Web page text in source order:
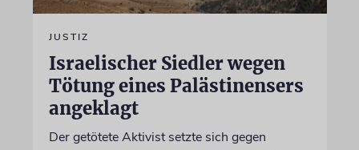
JUSTIZ
Israelischer Siedler wegen
Tötung eines Palästinensers
angeklagt
Der getötete Aktivist setzte sich gegen